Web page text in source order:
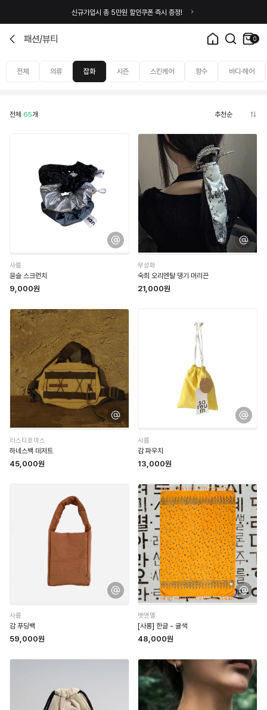
신규가입시 총 5만원 할인쿠폰 즉시 증정!
패션/뷰티 0
전체 의류 잡화 시즌 스킨케어 향수 바디·헤어
전체 65개
사름
윤슬 스크런치
9,000원
무성화
숙희 오리엔탈 댕기 머리끈
21,000원
러스티호미스
하네스백 데저트
45,000원
사름
감 파우치
13,000원
사름
감 푸딩백
59,000원
멧앤멜
[사롱] 한글 - 귤색
48,000원